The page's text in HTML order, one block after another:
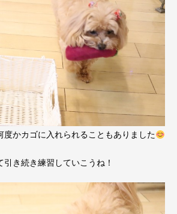
度かカゴに入れられることもありました
き続き練習していこうね！